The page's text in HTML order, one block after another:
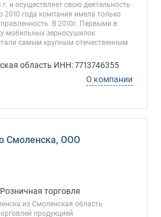
и осуществляет свою деятельность
2010 года компания имела только
В 2010г. Первыми в
мобильных зерносушилок
самым крупным отечественным
область ИНН: 7713746355
О компании
Смоленска, ООО
торговля
из Смоленская область
продукцией